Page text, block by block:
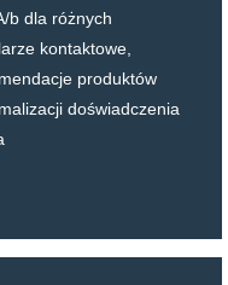
b dla różnych
kontaktowe,
produktów
doświadczenia